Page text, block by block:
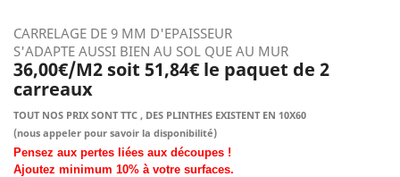
CARRELAGE DE 9 MM D'EPAISSEUR
S'ADAPTE AUSSI BIEN AU SOL QUE AU MUR
36,00€/M2 soit 51,84€ le paquet de 2
carreaux
TOUT NOS PRIX SONT TTC , DES PLINTHES EXISTENT EN 10X60
(nous appeler pour savoir la disponibilité)
Pensez aux pertes liées aux découpes !
Ajoutez minimum 10% à votre surfaces.